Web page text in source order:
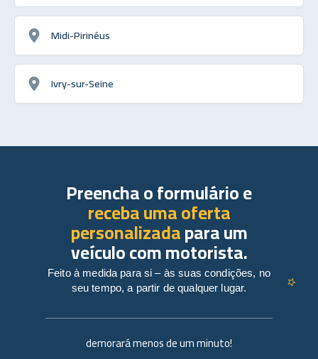
Midi-Pirinéus
Ivry-sur-Seine
demorará menos de um minuto!
Preencha o formulário e
receba uma oferta
personalizadapara um
veículo com motorista.
Feito à medida para si – às suas condições, no
seu tempo, a partir de qualquer lugar.